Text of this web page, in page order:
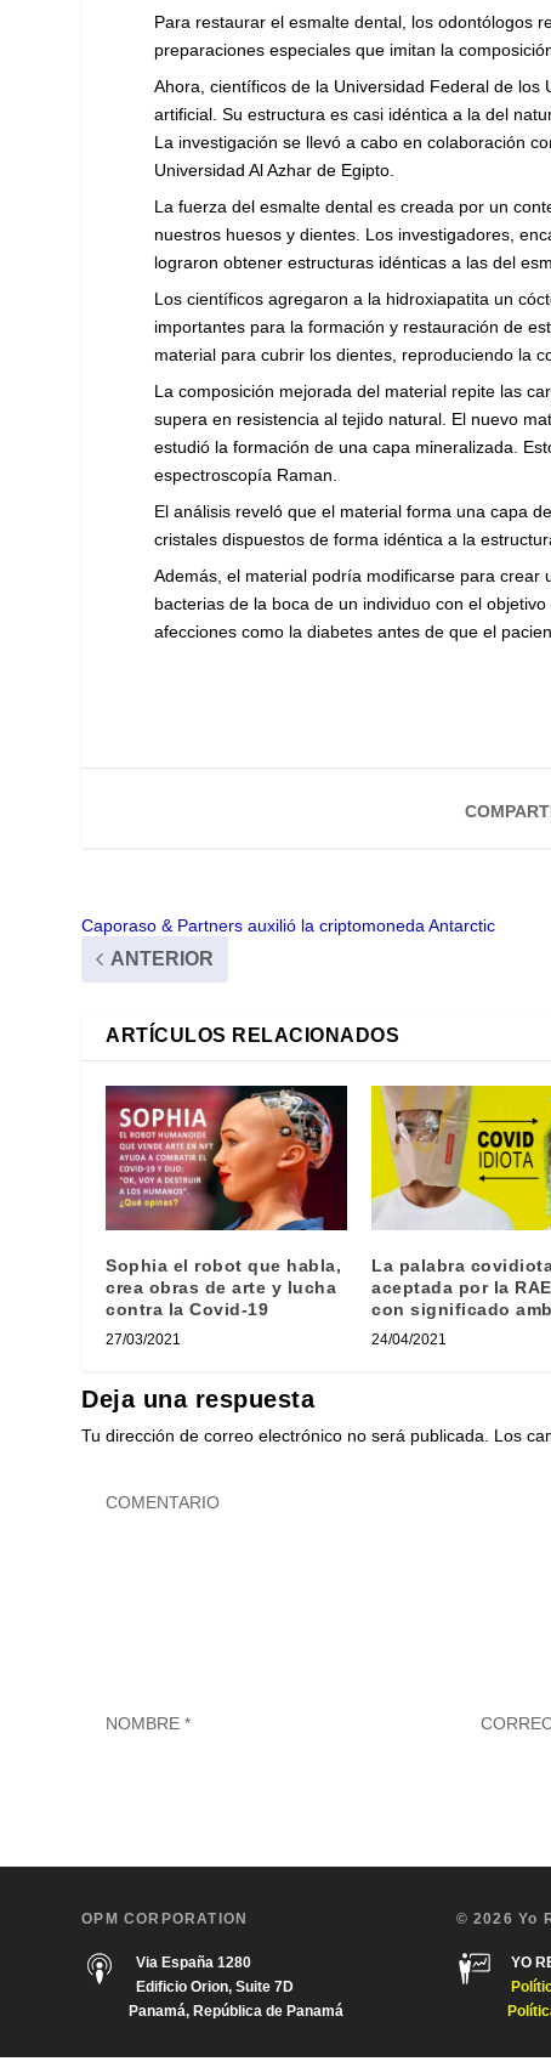
Para restaurar el esmalte dental, los odontólogos
preparaciones especiales que imitan la
Ahora, científicos de la Universidad Federal de
artificial. Su estructura es casi idéntica a la del
La investigación se llevó a cabo en colaboración
Universidad Al Azhar de Egipto.
La fuerza del esmalte dental es creada por un
nuestros huesos y dientes. Los investigadores,
lograron obtener estructuras idénticas a las del
Los científicos agregaron a la hidroxiapatita un
importantes para la formación y restauración de
material para cubrir los dientes, reproduciendo la
La composición mejorada del material repite las
supera en resistencia al tejido natural. El nuevo
estudió la formación de una capa mineralizada.
espectroscopía Raman.
El análisis reveló que el material forma una capa
cristales dispuestos de forma idéntica a la
Además, el material podría modificarse para crear
bacterias de la boca de un individuo con el
afecciones como la diabetes antes de que el
Caporaso & Partners auxilió la criptomoneda Antarctic
ANTERIOR
ARTÍCULOS RELACIONADOS
Sophia el robot que habla,
crea obras de arte y lucha
contra la Covid-19
27/03/2021
La palabra
aceptada por la
con significado
24/04/2021
Deja una respuesta
Tu dirección de correo electrónico no será publicada. Los
OPM CORPORATION
Via España 1280
Edificio Orion, Suite 7D
Panamá, República de Panamá
© 2026 Yo
YO